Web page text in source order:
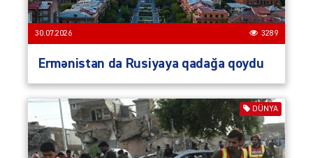
30.07.2026 3289
Ermənistan da Rusiyaya qadağa qoydu
DÜNYA